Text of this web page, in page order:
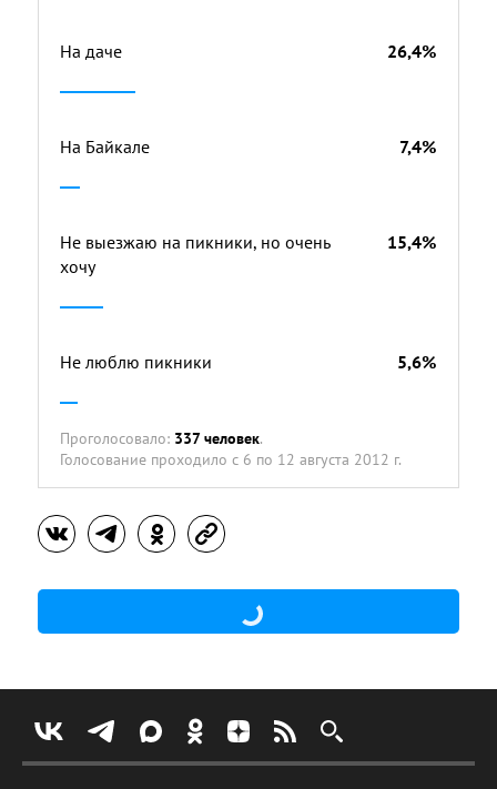
На даче 26,4%
На Байкале 7,4%
Не выезжаю на пикники, но очень
хочу
15,4%
Не люблю пикники 5,6%
Проголосовало: 337 человек.
Голосование проходило с 6 по 12 августа 2012 г.